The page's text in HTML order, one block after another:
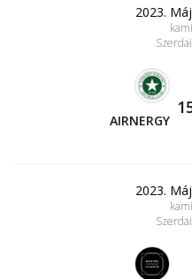
2023.
AIRNERGY
2023.